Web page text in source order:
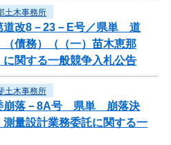
土木事務所
道改8－23－E号／県単 道
債務）（（一）苗木恵那
関する一般競争入札公告
土木事務所
崩落－8A号 県単 崩落決
量設計業務委託に関する一